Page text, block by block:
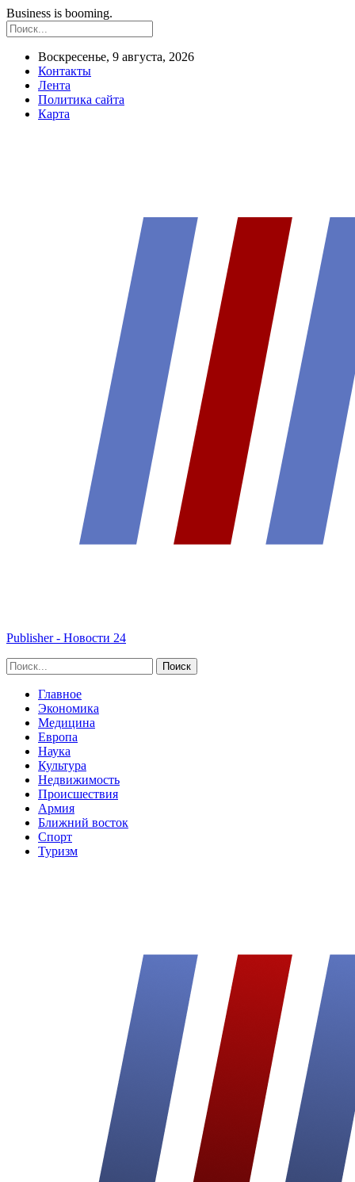
Business is booming.
Воскресенье, 9 августа, 2026
Контакты
Лента
Политика сайта
Карта
Publisher - Новости 24
Главное
Экономика
Медицина
Европа
Наука
Культура
Недвижимость
Происшествия
Армия
Ближний восток
Спорт
Туризм